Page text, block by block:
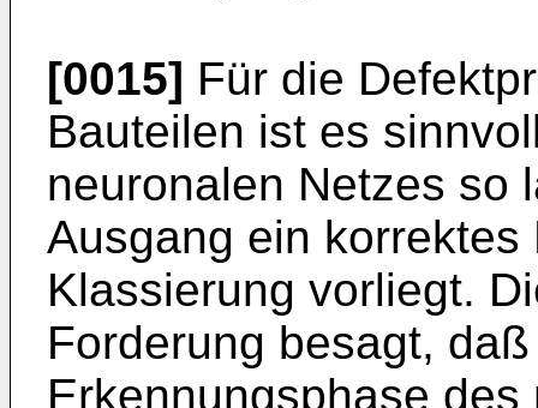
[0015] Für die
Bauteilen ist es
neuronalen Netzes so
Ausgang ein
Klassierung vorliegt.
Forderung besagt,
Erkennungsphase